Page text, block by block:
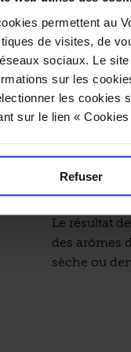
permettent au
de visites, de
sociaux. Le
sur les
les cookies
sur le lien «
Refuser
Si sa
2010 que la
Sol, climat,
entre
entre les
Le résultat
des arômes
sèche ou